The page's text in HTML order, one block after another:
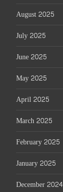
August 2025
July 2025
June 2025
May 2025
April 2025
March 2025
February 2025
January 2025
December 2024